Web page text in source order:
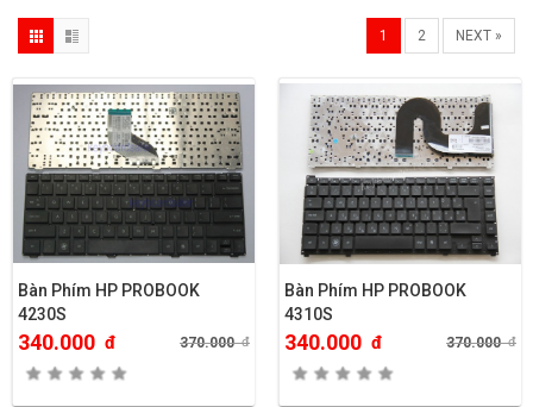
1 2 NEXT »
Bàn Phím HP PROBOOK
4230S
340.000 đ 370.000đ
Bàn Phím HP PROBOOK
4310S
340.000 đ 370.000đ